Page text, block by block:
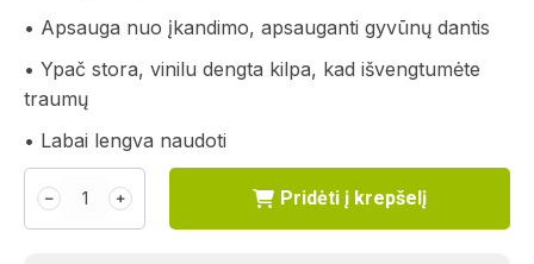
• Apsauga nuo įkandimo, apsauganti gyvūnų dantis
• Ypač stora, vinilu dengta kilpa, kad išvengtumėte
traumų
• Labai lengva naudoti
﹣ ﹢ Pridėti į krepšelį